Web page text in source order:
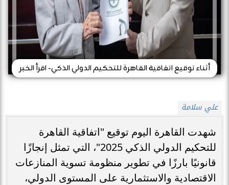
أثناء توقيع اتفاقية القاهرة للتحكيم الدولي الذكي- اقرأ الخبر
علي سلامة
شهدت القاهرة اليوم توقيع "اتفاقية القاهرة
للتحكيم الدولي الذكي 2025"، التي تمثل إنجازًا
قانونيًا بارزًا في تطوير منظومة تسوية المنازعات
الاقتصادية والاستثمارية على المستوى الدولي،